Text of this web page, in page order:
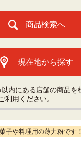
商品検索へ
現在地から探す
内にある店舗の商品を
利用ください。
菓子や料理用の薄力粉です！